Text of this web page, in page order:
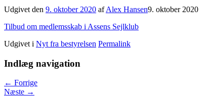
Udgivet den 9. oktober 2020 afAlex Hansen9. oktober 2020
Tilbud om medlemsskab i Assens Sejlklub
Udgivet i Nyt fra bestyrelsen Permalink
Indlæg navigation
← Forrige
Næste →